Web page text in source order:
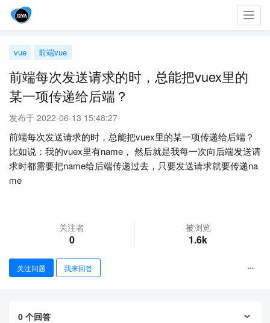
vue 前端vue
前端每次发送请求的时，总能把vuex里的
某一项传递给后端？
发布于 2022-06-13 15:48:27
前端每次发送请求的时，总能把vuex里的某一项传递给后端？
比如说：我的vuex里有name， 然后就是我每一次向后端发送请
求时都需要把name给后端传递过去，只要发送请求就要传递na
me
关注者
0
被浏览
1.6k
关注问题 我来回答
0 个回答